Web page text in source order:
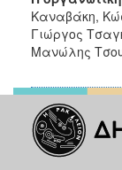
Καναβάκη,
Γιώργος
Μανώλης